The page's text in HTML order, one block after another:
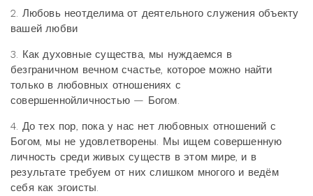
2. Любовь неотделима от деятельного служения объекту
вашей любви
3. Как духовные существа, мы нуждаемся в
безграничном вечном счастье, которое можно найти
только в любовных отношениях с
совершеннойличностью — Богом.
4. До тех пор, пока у нас нет любовных отношений с
Богом, мы не удовлетворены. Мы ищем совершенную
личность среди живых существ в этом мире, и в
результате требуем от них слишком многого и ведём
себя как эгоисты.